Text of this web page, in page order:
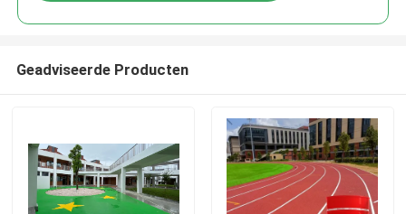
Geadviseerde Producten